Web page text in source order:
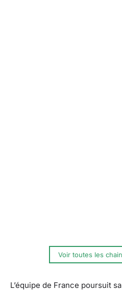
Voir toutes les
L’équipe de France poursuit